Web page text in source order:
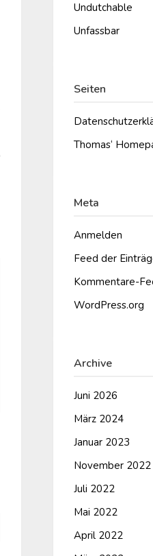
Undutchable
Unfassbar
Seiten
Thomas‘
Meta
Anmelden
Feed der
Kommentare-
WordPress.org
Archive
Juni 2026
März 2024
Januar 2023
November 2022
Juli 2022
Mai 2022
April 2022